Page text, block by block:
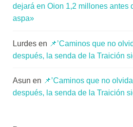
dejará en Oion 1,2 millones antes
aspa»
Lurdes en 📌’Caminos que no
después, la senda de la Traición
Asun en 📌’Caminos que no
después, la senda de la Traición